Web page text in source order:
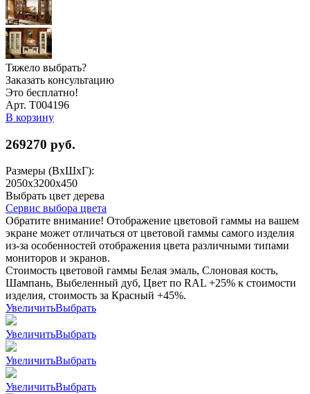
Тяжело выбрать?
Заказать консультацию
Это бесплатно!
Арт. Т004196
В корзину
269270 руб.
Размеры (ВхШхГ):
2050x3200x450
Выбрать цвет дерева
Сервис выбора цвета
Обратите внимание! Отображение цветовой гаммы на вашем
экране может отличаться от цветовой гаммы самого изделия
из-за особенностей отображения цвета различными типами
мониторов и экранов.
Стоимость цветовой гаммы Белая эмаль, Слоновая кость,
Шампань, Выбеленный дуб, Цвет по RAL +25% к стоимости
изделия, стоимость за Красный +45%.
УвеличитьВыбрать
УвеличитьВыбрать
УвеличитьВыбрать
УвеличитьВыбрать